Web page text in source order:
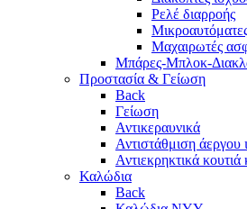
Ρελέ διαρροής
Μαχαιρωτές
Μπάρες-Μπλοκ-
Προστασία & Γείωση
Back
Γείωση
Αντικεραυνικά
Αντιστάθμιση άεργου
Αντιεκρηκτικά κουτιά
Καλώδια
Back